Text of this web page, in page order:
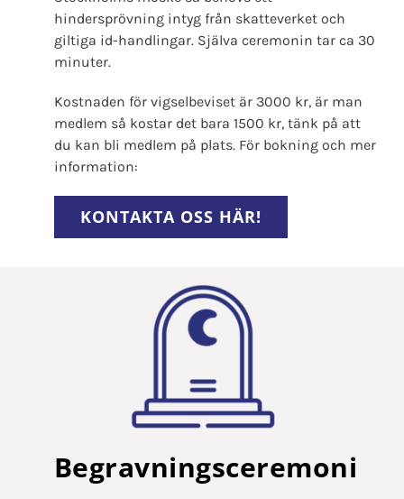
hindersprövning intyg från skatteverket och
giltiga id-handlingar. Själva ceremonin tar ca 30
minuter.
Kostnaden för vigselbeviset är 3000 kr, är man
medlem så kostar det bara 1500 kr, tänk på att
du kan bli medlem på plats. För bokning och mer
information:
KONTAKTA OSS HÄR!
Begravningsceremoni